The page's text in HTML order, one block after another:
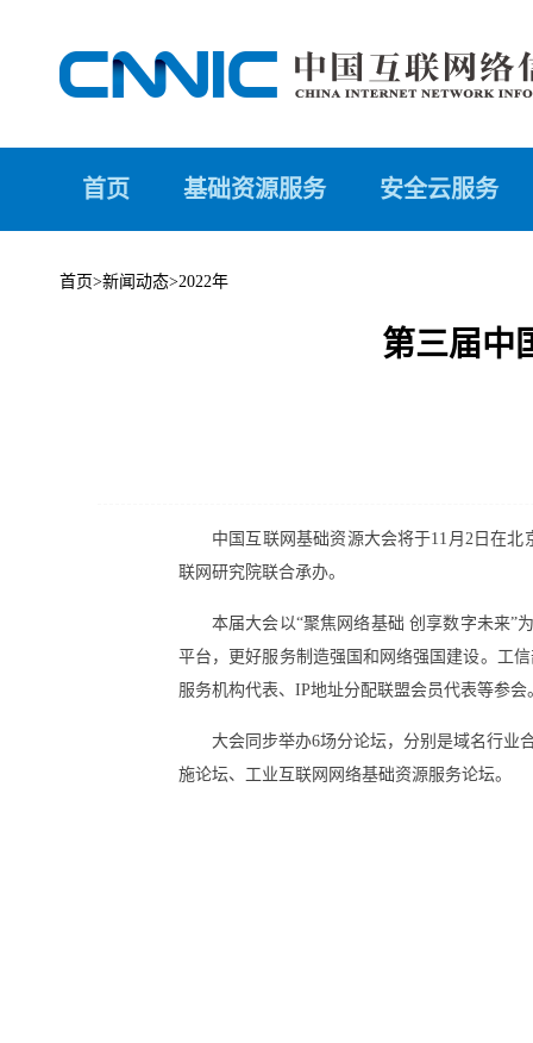
首页 基础资源服务 安全云服务
首页>新闻动态>2022年
第三届中
中国互联网基础资源大会将于11月2日在
联网研究院联合承办。
本届大会以“聚焦网络基础 创享数字未来”
平台，更好服务制造强国和网络强国建设。工
服务机构代表、IP地址分配联盟会员代表等参会
大会同步举办6场分论坛，分别是域名行业
施论坛、工业互联网网络基础资源服务论坛。